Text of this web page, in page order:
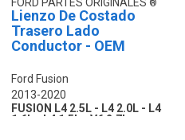
Lienzo De Costado
Trasero Lado
Conductor - OEM
Ford Fusion
2013-2020
FUSION L4 2.5L - L4 2.0L - L4
1.6L - L4 1.5L - V6 2.7L